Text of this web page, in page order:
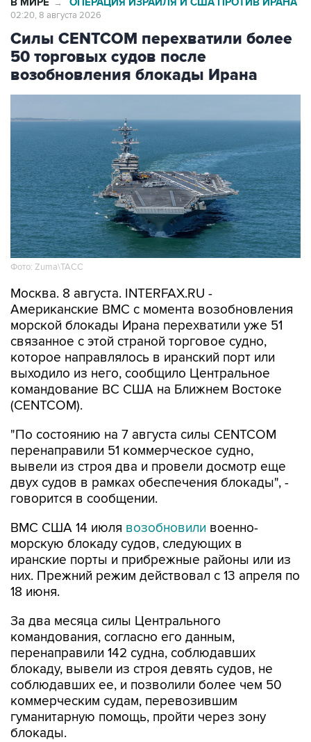
→
02:20, 8 августа 2026
Силы CENTCOM перехватили более
50 торговых судов после
возобновления блокады Ирана
Фото: Zuma\ТАСС
Москва. 8 августа. INTERFAX.RU -
Американские ВМС с момента возобновления
морской блокады Ирана перехватили уже 51
связанное с этой страной торговое судно,
которое направлялось в иранский порт или
выходило из него, сообщило Центральное
командование ВС США на Ближнем Востоке
(CENTCOM).
"По состоянию на 7 августа силы CENTCOM
перенаправили 51 коммерческое судно,
вывели из строя два и провели досмотр еще
двух судов в рамках обеспечения блокады", -
говорится в сообщении.
ВМС США 14 июля возобновили военно-
морскую блокаду судов, следующих в
иранские порты и прибрежные районы или из
них. Прежний режим действовал с 13 апреля по
18 июня.
За два месяца силы Центрального
командования, согласно его данным,
перенаправили 142 судна, соблюдавших
блокаду, вывели из строя девять судов, не
соблюдавших ее, и позволили более чем 50
коммерческим судам, перевозившим
гуманитарную помощь, пройти через зону
блокады.